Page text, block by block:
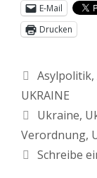
E-Mail
Drucken
Asylpolitik,
UKRAINE
Ukraine,
Verordnung,
Schreibe